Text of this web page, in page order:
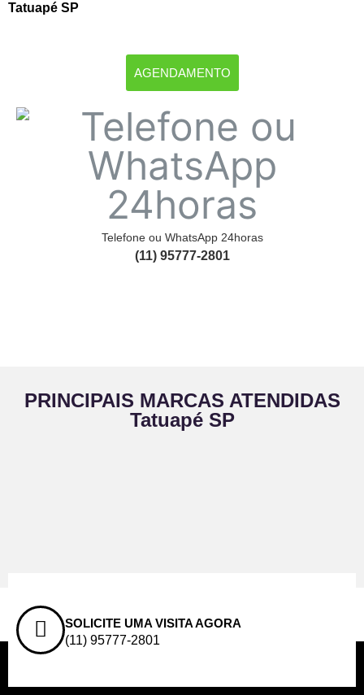
Tatuapé SP
AGENDAMENTO
Telefone ou WhatsApp 24horas
(11) 95777-2801
PRINCIPAIS MARCAS ATENDIDAS
Tatuapé SP
SOLICITE UMA VISITA AGORA
(11) 95777-2801